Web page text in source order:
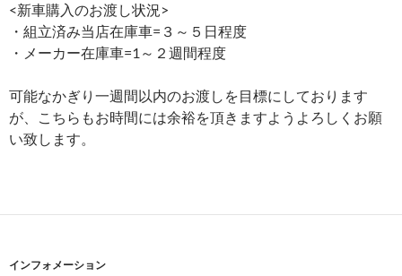
<新車購入のお渡し状況>
・組立済み当店在庫車=３～５日程度
・メーカー在庫車=1～２週間程度
可能なかぎり一週間以内のお渡しを目標にしております
が、こちらもお時間には余裕を頂きますようよろしくお願
い致します。
インフォメーション